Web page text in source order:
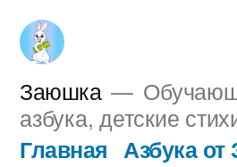
Перейти
содержимому
Заюшка
азбука, детские
Главная Азбука